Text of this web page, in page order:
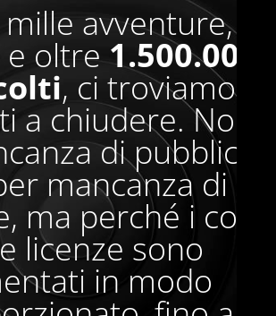
avventure,
e oltre1.500.000
, ci troviamo
a chiudere. Non
di pubblico,
mancanza di
ma perché i costi
licenze sono
in modo